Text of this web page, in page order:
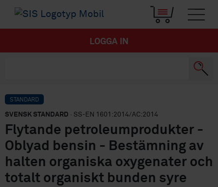
LOGGA IN
STANDARD
SVENSK STANDARD · SS-EN 1601:2014/AC:2014
Flytande petroleumprodukter -
Oblyad bensin - Bestämning av
halten organiska oxygenater och
totalt organiskt bunden syre